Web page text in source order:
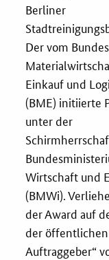
LZK-Rechner
Preis-Leistungs-
Toolbox
Vergabe-Wahl-
Zertifizierung
Startups &
Berliner
Der vom
Einkauf und
(BME) initiierte
unter der
Wirtschaft und
(BMWi).
der Award auf
der öffentlichen
Auftraggeber“
Tag der
öffentlichen
des
2018,
Berliner
(BSR)